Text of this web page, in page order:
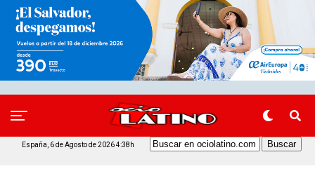
España, 6 de Agosto de 2026 4:38h